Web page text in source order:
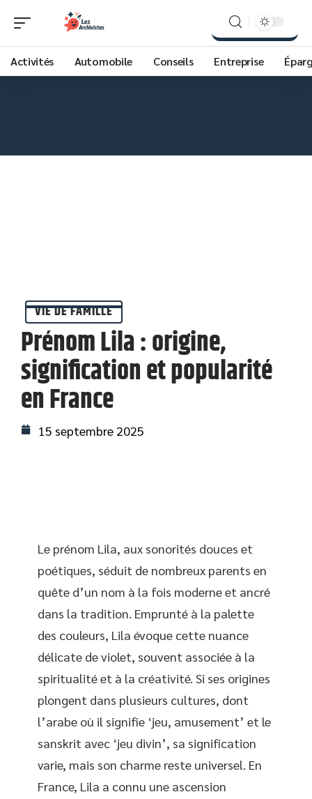
Activités Automobile Conseils Entreprise
VIE DE FAMILLE
Prénom Lila : origine,
signification et popularité
en France
15 septembre 2025
Le prénom Lila, aux sonorités douces et
poétiques, séduit de nombreux parents en
quête d’un nom à la fois moderne et ancré
dans la tradition. Emprunté à la palette
des couleurs, Lila évoque cette nuance
délicate de violet, souvent associée à la
spiritualité et à la créativité. Si ses origines
plongent dans plusieurs cultures, dont
l’arabe où il signifie ‘jeu, amusement’ et le
sanskrit avec ‘jeu divin’, sa signification
varie, mais son charme reste universel. En
France, Lila a connu une ascension